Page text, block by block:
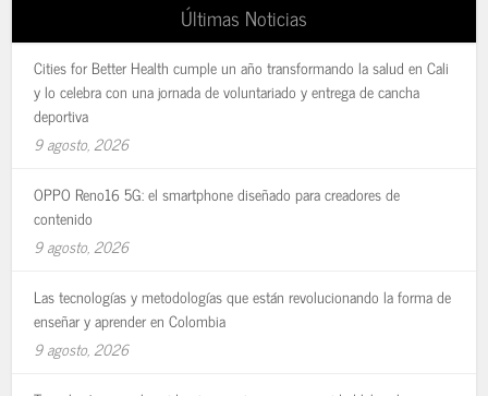
Últimas Noticias
Cities for Better Health cumple un año transformando la salud en Cali
y lo celebra con una jornada de voluntariado y entrega de cancha
deportiva
9 agosto, 2026
OPPO Reno16 5G: el smartphone diseñado para creadores de
contenido
9 agosto, 2026
Las tecnologías y metodologías que están revolucionando la forma de
enseñar y aprender en Colombia
9 agosto, 2026